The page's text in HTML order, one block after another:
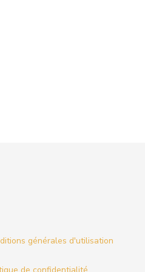
générales d'utilisation
de confidentialité